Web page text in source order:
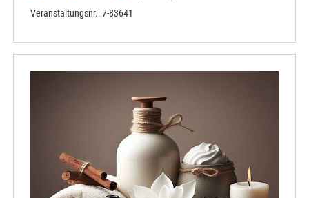
Veranstaltungsnr.: 7-83641